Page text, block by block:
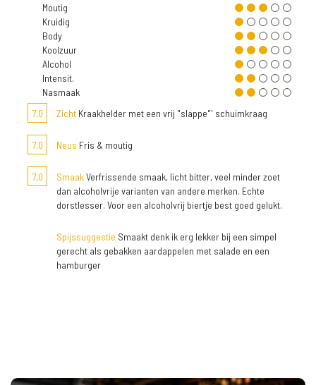
Moutig
Kruidig
Body
Koolzuur
Alcohol
Intensit.
Nasmaak
7,0
Zicht Kraakhelder met een vrij "slappe"' schuimkraag
7,0 Neus Fris & moutig
7,0 SmaakVerfrissende smaak, licht bitter, veel minder zoet
dan alcoholvrije varianten van andere merken. Echte
dorstlesser. Voor een alcoholvrij biertje best goed gelukt.
Spijssuggestie Smaakt denk ik erg lekker bij een simpel
gerecht als gebakken aardappelen met salade en een
hamburger